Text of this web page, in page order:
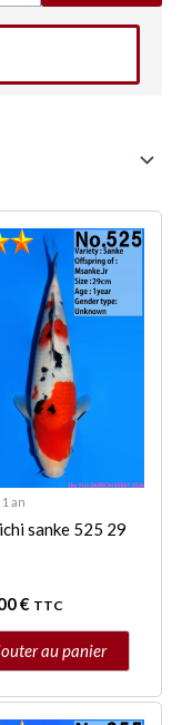
an
sanke 525 29
€ TTC
au panier